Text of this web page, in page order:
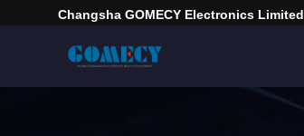
Changsha GOMECY Electronics Limited